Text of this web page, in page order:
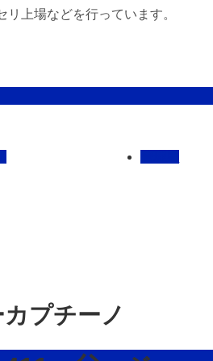
上場などを行っています。
プチーノ